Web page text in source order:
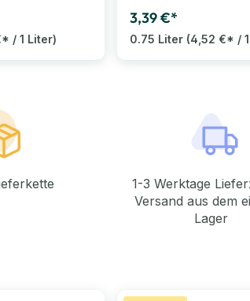
/ 1 Liter)
3,39 €*
0.75 Liter (4,52 €* /
1-3 Werktage
Versand aus dem
Lager